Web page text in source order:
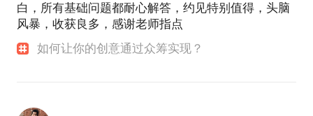
白，所有基础问题都耐心解答，约见特别值得，头脑
风暴，收获良多，感谢老师指点
如何让你的创意通过众筹实现？